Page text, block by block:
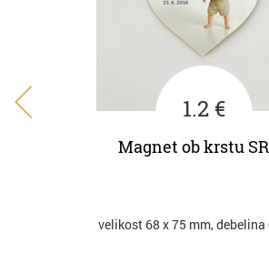
1.2 €
Magnet ob krstu
velikost 68 x 75 mm, debelina